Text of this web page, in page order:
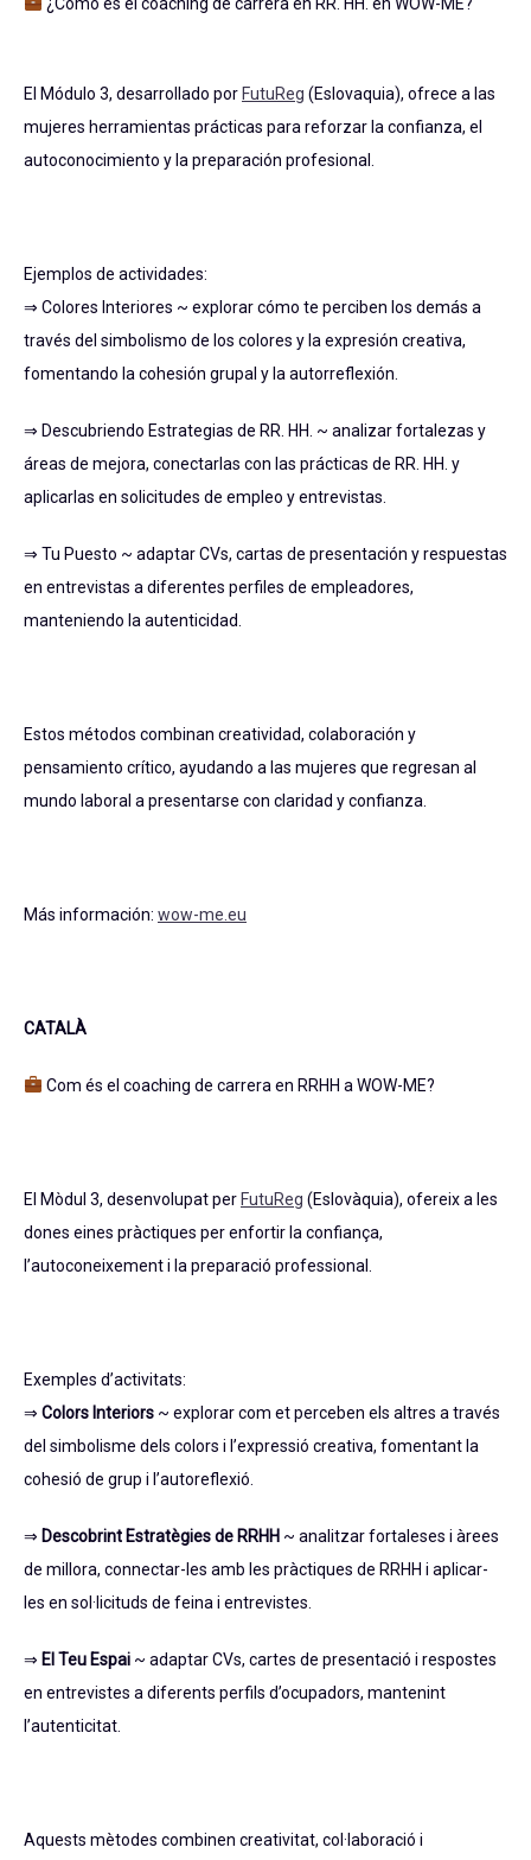
El Módulo 3, desarrollado por FutuReg (Eslovaquia), ofrece a las
mujeres herramientas prácticas para reforzar la confianza, el
autoconocimiento y la preparación profesional.
Ejemplos de actividades:
⇒ Colores Interiores ~ explorar cómo te perciben los demás a
través del simbolismo de los colores y la expresión creativa,
fomentando la cohesión grupal y la autorreflexión.
⇒ Descubriendo Estrategias de RR. HH. ~ analizar fortalezas y
áreas de mejora, conectarlas con las prácticas de RR. HH. y
aplicarlas en solicitudes de empleo y entrevistas.
⇒ Tu Puesto ~ adaptar CVs, cartas de presentación y respuestas
en entrevistas a diferentes perfiles de empleadores,
manteniendo la autenticidad.
Estos métodos combinan creatividad, colaboración y
pensamiento crítico, ayudando a las mujeres que regresan al
mundo laboral a presentarse con claridad y confianza.
Más información: wow-me.eu
CATALÀ
Com és el coaching de carrera en RRHH a WOW-ME?
El Mòdul 3, desenvolupat per FutuReg (Eslovàquia), ofereix a les
dones eines pràctiques per enfortir la confiança,
l’autoconeixement i la preparació professional.
Exemples d’activitats:
⇒ Colors Interiors ~ explorar com et perceben els altres a través
del simbolisme dels colors i l’expressió creativa, fomentant la
cohesió de grup i l’autoreflexió.
⇒ Descobrint Estratègies de RRHH ~ analitzar fortaleses i àrees
de millora, connectar-les amb les pràctiques de RRHH i aplicar-
les en sol·licituds de feina i entrevistes.
⇒ El Teu Espai ~ adaptar CVs, cartes de presentació i respostes
en entrevistes a diferents perfils d’ocupadors, mantenint
l’autenticitat.
Aquests mètodes combinen creativitat, col·laboració i